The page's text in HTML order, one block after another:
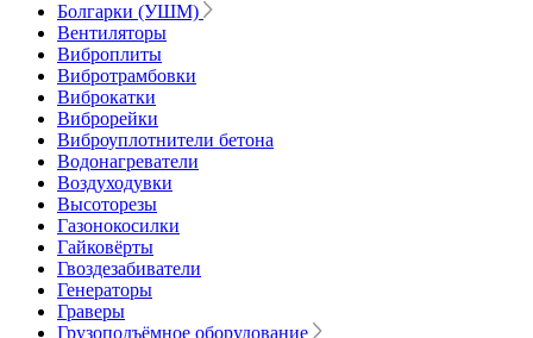
Болгарки (УШМ)
Вентиляторы
Виброплиты
Вибротрамбовки
Виброкатки
Виброрейки
Виброуплотнители бетона
Водонагреватели
Воздуходувки
Высоторезы
Газонокосилки
Гайковёрты
Гвоздезабиватели
Генераторы
Граверы
Грузоподъёмное оборудование